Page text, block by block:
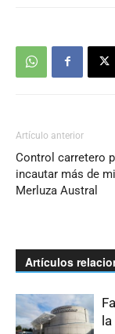
Artículo anterior
Control carretero
incautar más de
Merluza Austral
Artículos
la